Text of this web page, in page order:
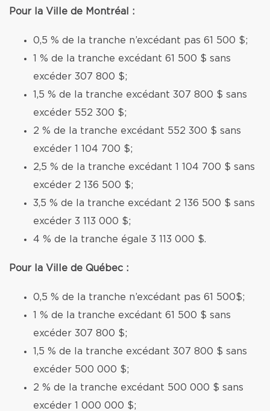
Pour la Ville de Montréal :
0,5 % de la tranche n’excédant pas 61 500 $;
1 % de la tranche excédant 61 500 $ sans
excéder 307 800 $;
1,5 % de la tranche excédant 307 800 $ sans
excéder 552 300 $;
2 % de la tranche excédant 552 300 $ sans
excéder 1 104 700 $;
2,5 % de la tranche excédant 1 104 700 $ sans
excéder 2 136 500 $;
3,5 % de la tranche excédant 2 136 500 $ sans
excéder 3 113 000 $;
4 % de la tranche égale 3 113 000 $.
Pour la Ville de Québec :
0,5 % de la tranche n’excédant pas 61 500$;
1 % de la tranche excédant 61 500 $ sans
excéder 307 800 $;
1,5 % de la tranche excédant 307 800 $ sans
excéder 500 000 $;
2 % de la tranche excédant 500 000 $ sans
excéder 1 000 000 $;